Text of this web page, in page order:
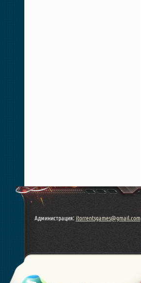
Администрация: itorrentsgames@gmail.com